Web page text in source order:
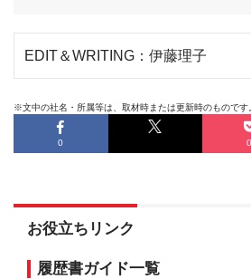
EDIT＆WRITING：伊藤理子
※文中の社名・所属等は、取材時または更新時のものです
0 0
お役立ちリンク
履歴書ガイド一覧